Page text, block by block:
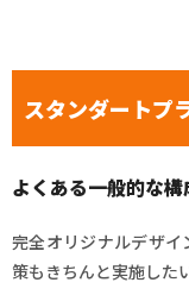
スタンダートプ
よくある一般的な
完全オリジナルデザイ
策もきちんと実施した